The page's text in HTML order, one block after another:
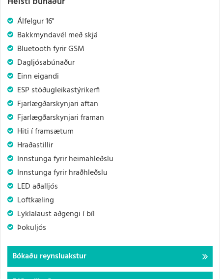
Álfelgur 16"
Bakkmyndavél með skjá
Bluetooth fyrir GSM
Dagljósabúnaður
Einn eigandi
ESP stöðugleikastýrikerfi
Fjarlægðarskynjari aftan
Fjarlægðarskynjari framan
Hiti í framsætum
Hraðastillir
Innstunga fyrir heimahleðslu
Innstunga fyrir hraðhleðslu
LED aðalljós
Loftkæling
Lyklalaust aðgengi í bíl
Þokuljós
Bókaðu reynsluakstur